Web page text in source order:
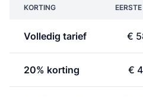
KORTING
Volledig tarief €
20% korting €